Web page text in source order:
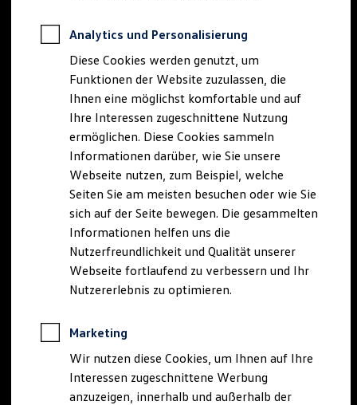
Bewerbungstipps
Eine Absage - was nun?
Anreise zu Interview oder AC
Kontakt und Hilfe
Barrierefrei bewerben
Triff unsere Recruiter
Events
Analytics und Personalisierung
Diese Cookies werden genutzt, um
Funktionen der Website zuzulassen, die
Ihnen eine möglichst komfortable und auf
Ihre Interessen zugeschnittene Nutzung
ermöglichen. Diese Cookies sammeln
Informationen darüber, wie Sie unsere
Webseite nutzen, zum Beispiel, welche
Seiten Sie am meisten besuchen oder wie Sie
sich auf der Seite bewegen. Die gesammelten
Informationen helfen uns die
Nutzerfreundlichkeit und Qualität unserer
Webseite fortlaufend zu verbessern und Ihr
Nutzererlebnis zu optimieren.
Marketing
Wir nutzen diese Cookies, um Ihnen auf Ihre
Interessen zugeschnittene Werbung
anzuzeigen, innerhalb und außerhalb der